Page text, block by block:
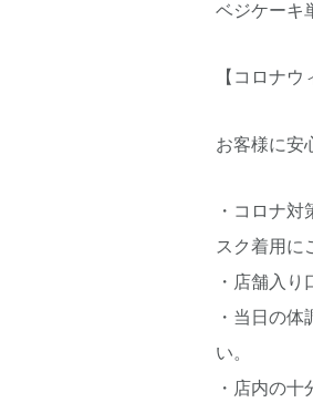
ベジケー
【コロナ
お客様に安
・コロナ
スク着用に
・店舗入
・当日の
い。
・店内の十